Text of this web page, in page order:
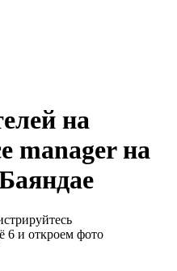
на
manager на
6 и откроем фото